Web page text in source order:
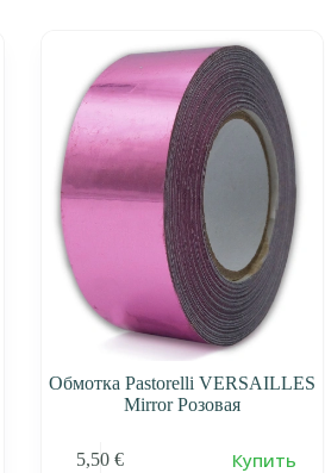
Обмотка Pastorelli VERSAILLES
Mirror Розовая
5,50€ Купить